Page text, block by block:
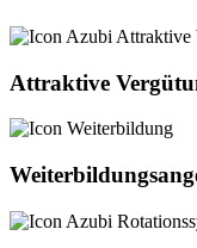
Attraktive